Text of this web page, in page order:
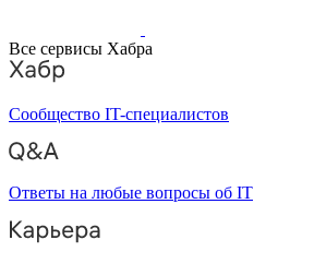
Все сервисы Хабра
Сообщество IT-специалистов
Ответы на любые вопросы об IT